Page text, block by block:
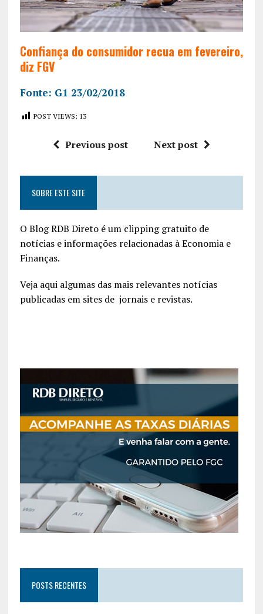
Confiança do consumidor recua em fevereiro,
diz FGV
Fonte: G1 23/02/2018
POST VIEWS: 13
Previous post Next post
SOBRE ESTE SITE
O Blog RDB Direto é um clipping gratuito de
notícias e informações relacionadas à Economia e
Finanças.
Veja aqui algumas das mais relevantes notícias
publicadas em sites de jornais e revistas.
POSTS RECENTES